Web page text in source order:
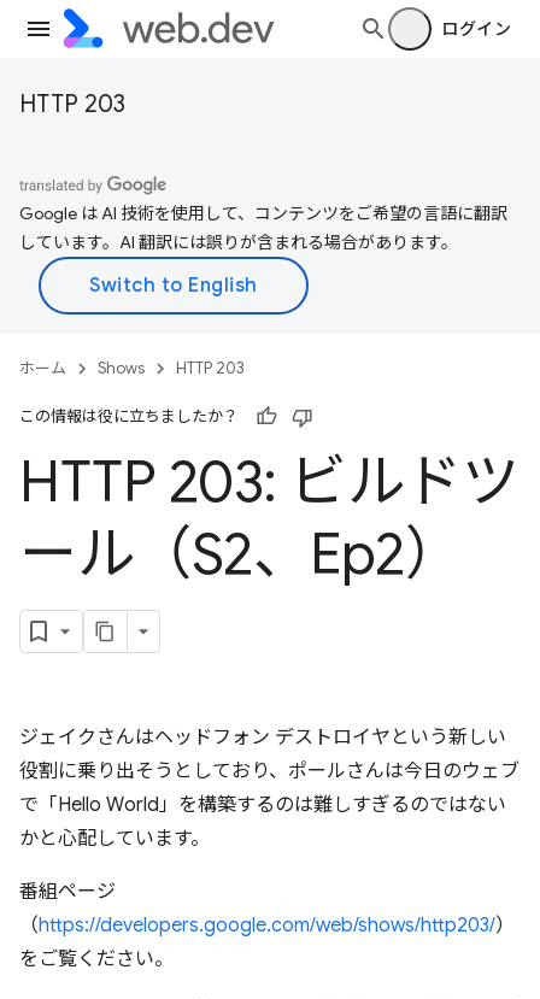
ログイン
HTTP 203
Google は AI 技術を使用して、コンテンツをご希望の言語に翻訳
しています。AI 翻訳には誤りが含まれる場合があります。
ホーム Shows HTTP 203
この情報は役に立ちましたか？
HTTP 203: ビルドツ
ール（S2、Ep2）
ジェイクさんはヘッドフォン デストロイヤという新しい
役割に乗り出そうとしており、ポールさんは今日のウェブ
で「Hello World」を構築するのは難しすぎるのではない
かと心配しています。
番組ページ
（https://developers.google.com/web/shows/http203/）
をご覧ください。